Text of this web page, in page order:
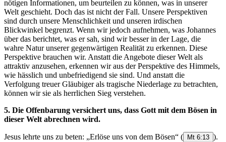
nötigen Informationen, um beurteilen zu können, was in unserer
Welt geschieht. Doch das ist nicht der Fall. Unsere Perspektiven
sind durch unsere Menschlichkeit und unseren irdischen
Blickwinkel begrenzt. Wenn wir jedoch aufnehmen, was Johannes
über das berichtet, was er sah, sind wir besser in der Lage, die
wahre Natur unserer gegenwärtigen Realität zu erkennen. Diese
Perspektive brauchen wir. Anstatt die Angebote dieser Welt als
attraktiv anzusehen, erkennen wir aus der Perspektive des Himmels,
wie hässlich und unbefriedigend sie sind. Und anstatt die
Verfolgung treuer Gläubiger als tragische Niederlage zu betrachten,
können wir sie als herrlichen Sieg verstehen.
5. Die Offenbarung versichert uns, dass Gott mit dem Bösen in
dieser Welt abrechnen wird.
Jesus lehrte uns zu beten: „Erlöse uns von dem Bösen“ ( Mt 6:13 ).